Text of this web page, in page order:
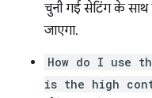
चुनी गई सेटिंग के साथ
जाएगा.
How do I use
is the high